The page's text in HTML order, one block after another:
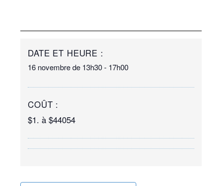
DATE ET HEURE :
16 novembrede 13h30- 17h00
COÛT :
$1. à $44054